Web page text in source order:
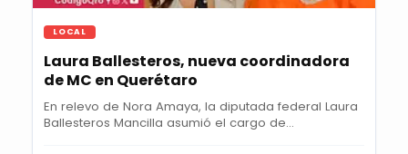
LOCAL
Laura Ballesteros, nueva coordinadora
de MC en Querétaro
En relevo de Nora Amaya, la diputada federal Laura
Ballesteros Mancilla asumió el cargo de...